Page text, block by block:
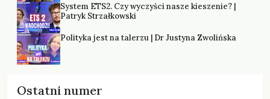
System ETS2. Czy wyczyści nasze kieszenie? |
Patryk Strzałkowski
Polityka jest na talerzu | Dr Justyna Zwolińska
Ostatni numer